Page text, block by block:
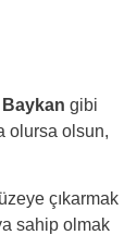
gibi
olursa olsun,
çıkarmak
sahip olmak